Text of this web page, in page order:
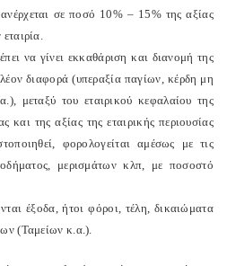
σε ποσό 10% – 15% της αξίας
να γίνει εκκαθάριση και διανομή της
διαφορά (υπεραξία παγίων, κέρδη μη
μεταξύ του εταιρικού κεφαλαίου της
της αξίας της εταιρικής περιουσίας
φορολογείται αμέσως με τις
μερισμάτων κλπ, με ποσοστό
έξοδα, ήτοι φόροι, τέλη, δικαιώματα
(Ταμείων κ.α.).